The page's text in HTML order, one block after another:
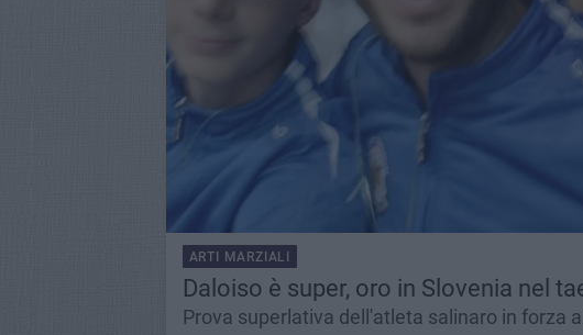
ARTI MARZIALI
Daloiso è super, oro in Slovenia nel
Prova superlativa dell'atleta salinaro in forza